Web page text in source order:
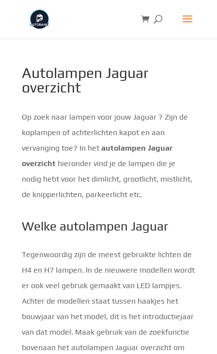
Autolampen Jaguar
overzicht
Op zoek naar lampen voor jouw Jaguar ? Zijn de
koplampen of achterlichten kapot en aan
vervanging toe? In hetautolampen Jaguar
overzichthieronder vind je de lampen die je
nodig hebt voor het dimlicht, grootlicht, mistlicht,
de knipperlichten, parkeerlicht etc.
Welke autolampen Jaguar
Tegenwoordig zijn de meest gebruikte lichten de
H4 en H7 lampen. In de nieuwere modellen wordt
er ook veel gebruik gemaakt van LED lampjes.
Achter de modellen staat tussen haakjes het
bouwjaar van het model, dit is het introductiejaar
van dat model. Maak gebruik van de zoekfunctie
bovenaan het autolampen Jaguar overzicht om